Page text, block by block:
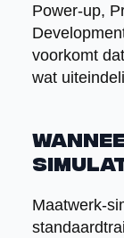
Power-up,
voorkomt
wat
Maatwerk-